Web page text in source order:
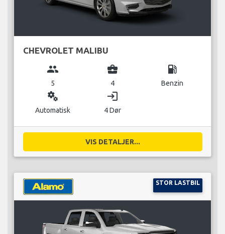
CHEVROLET MALIBU
group
5
business_center
4
local_gas_station
Benzin
miscellaneous_services
Automatisk
login
4 Dør
VIS DETALJER...
STOR LASTBIL